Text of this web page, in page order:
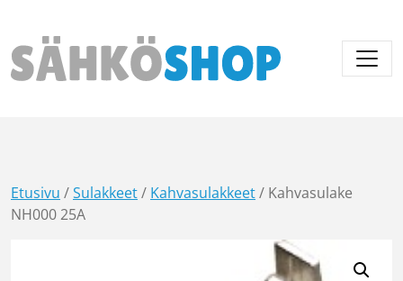
Päävalikko
Etusivu /Sulakkeet/ Kahvasulakkeet/ Kahvasulake
NH000 25A